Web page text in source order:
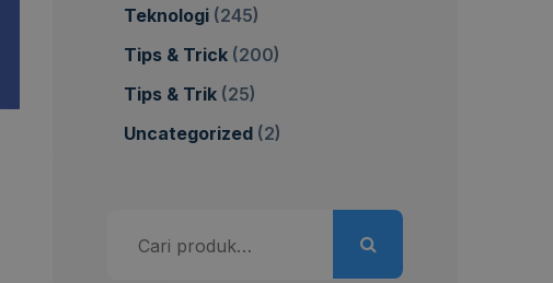
Teknologi (245)
Tips & Trick (200)
Tips & Trik (25)
Uncategorized (2)
untuk: